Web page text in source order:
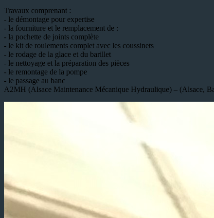
Travaux comprenant :
- le démontage pour expertise
- la fourniture et le remplacement de :
- la pochette de joints complète
- le kit de roulements complet avec les coussinets
- le rodage de la glace et du barillet
- le nettoyage et la préparation des pièces
- le remontage de la pompe
- le passage au banc
A2MH (Alsace Maintenance Mécanique Hydraulique) – (Alsace,